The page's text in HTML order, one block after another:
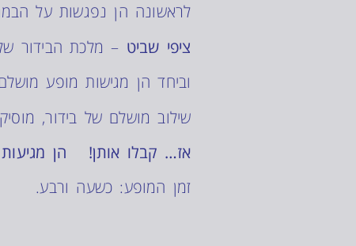
לראשונה הן נפגשות על
ציפי שביט – מלכת הבידור
וביחד הן מגישות מופע
שילוב מושלם של בידור,
אז… קבלו אותן! הן
זמן המופע: כשעה ורבע.